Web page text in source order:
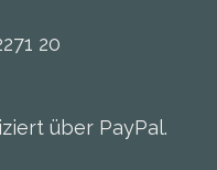
20
über PayPal.